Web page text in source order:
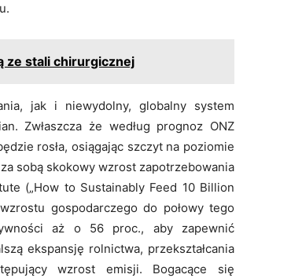
ze stali chirurgicznej
jak i niewydolny, globalny system
Zwłaszcza że według prognoz ONZ
rosła, osiągając szczyt na poziomie
sobą skokowy wzrost zapotrzebowania
(„How to Sustainably Feed 10 Billion
gospodarczego do połowy tego
aż o 56 proc., aby zapewnić
ekspansję rolnictwa, przekształcania
wzrost emisji. Bogacące się